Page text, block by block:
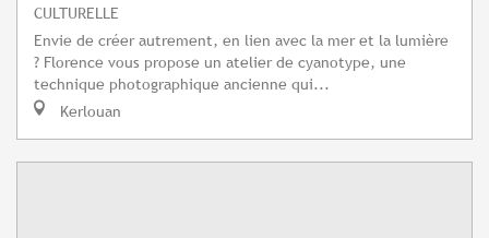
CULTURELLE
Envie de créer autrement, en lien avec la mer et la lumière
? Florence vous propose un atelier de cyanotype, une
technique photographique ancienne qui...
Kerlouan